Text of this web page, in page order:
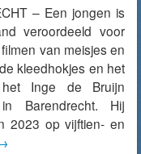
– Een jongen is
veroordeeld voor
van meisjes en
kleedhokjes en het
Inge de Bruijn
Barendrecht. Hij
2023 op vijftien- en